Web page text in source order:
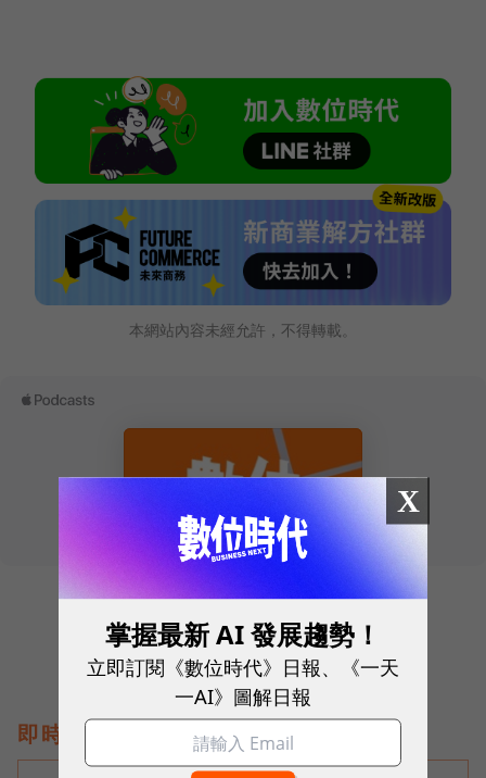
本網站內容未經允許，不得轉載。
即時熱門文章
X
掌握最新 AI 發展趨勢！
立即訂閱《數位時代》日報、《一天
一AI》圖解日報